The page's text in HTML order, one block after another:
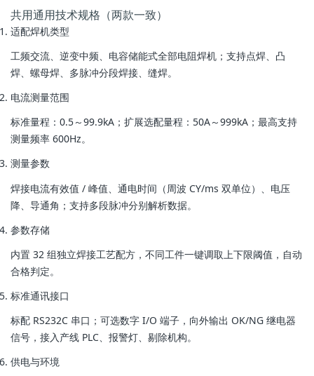
共用通用技术规格（两款一致）
适配焊机类型
工频交流、逆变中频、电容储能式全部电阻焊机；支持点焊、凸
焊、螺母焊、多脉冲分段焊接、缝焊。
电流测量范围
标准量程：0.5～99.9kA；扩展选配量程：50A～999kA；最高支持
测量频率 600Hz。
测量参数
焊接电流有效值 / 峰值、通电时间（周波 CY/ms 双单位）、电压
降、导通角；支持多段脉冲分别解析数据。
参数存储
内置 32 组独立焊接工艺配方，不同工件一键调取上下限阈值，自动
合格判定。
标准通讯接口
标配 RS232C 串口；可选数字 I/O 端子，向外输出 OK/NG 继电器
信号，接入产线 PLC、报警灯、剔除机构。
供电与环境